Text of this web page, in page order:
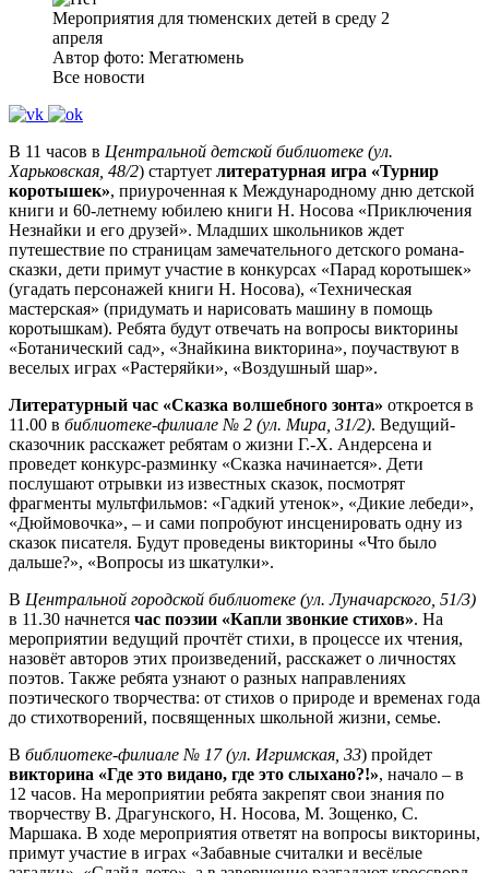
Мероприятия для тюменских детей в среду 2
апреля
Автор фото: Мегатюмень
Все новости
В 11 часов в Центральной детской библиотеке (ул.
Харьковская, 48/2) стартует литературная игра «Турнир
коротышек», приуроченная к Международному дню детской
книги и 60-летнему юбилею книги Н. Носова «Приключения
Незнайки и его друзей». Младших школьников ждет
путешествие по страницам замечательного детского романа-
сказки, дети примут участие в конкурсах «Парад коротышек»
(угадать персонажей книги Н. Носова), «Техническая
мастерская» (придумать и нарисовать машину в помощь
коротышкам). Ребята будут отвечать на вопросы викторины
«Ботанический сад», «Знайкина викторина», поучаствуют в
веселых играх «Растеряйки», «Воздушный шар».
Литературный час «Сказка волшебного зонта» откроется в
11.00 в библиотеке-филиале № 2 (ул. Мира, 31/2). Ведущий-
сказочник расскажет ребятам о жизни Г.-Х. Андерсена и
проведет конкурс-разминку «Сказка начинается». Дети
послушают отрывки из известных сказок, посмотрят
фрагменты мультфильмов: «Гадкий утенок», «Дикие лебеди»,
«Дюймовочка», – и сами попробуют инсценировать одну из
сказок писателя. Будут проведены викторины «Что было
дальше?», «Вопросы из шкатулки».
В Центральной городской библиотеке (ул. Луначарского, 51/3)
в 11.30 начнется час поэзии «Капли звонкие стихов». На
мероприятии ведущий прочтёт стихи, в процессе их чтения,
назовёт авторов этих произведений, расскажет о личностях
поэтов. Также ребята узнают о разных направлениях
поэтического творчества: от стихов о природе и временах года
до стихотворений, посвященных школьной жизни, семье.
В библиотеке-филиале № 17 (ул. Игримская, 33) пройдет
викторина «Где это видано, где это слыхано?!», начало – в
12 часов. На мероприятии ребята закрепят свои знания по
творчеству В. Драгунского, Н. Носова, М. Зощенко, С.
Маршака. В ходе мероприятия ответят на вопросы викторины,
примут участие в играх «Забавные считалки и весёлые